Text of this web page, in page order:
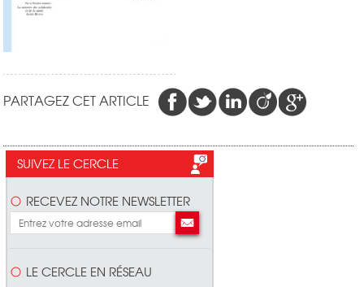
PARTAGEZ CET ARTICLE
SUIVEZ LE CERCLE
RECEVEZ NOTRE NEWSLETTER
LE CERCLE EN RÉSEAU